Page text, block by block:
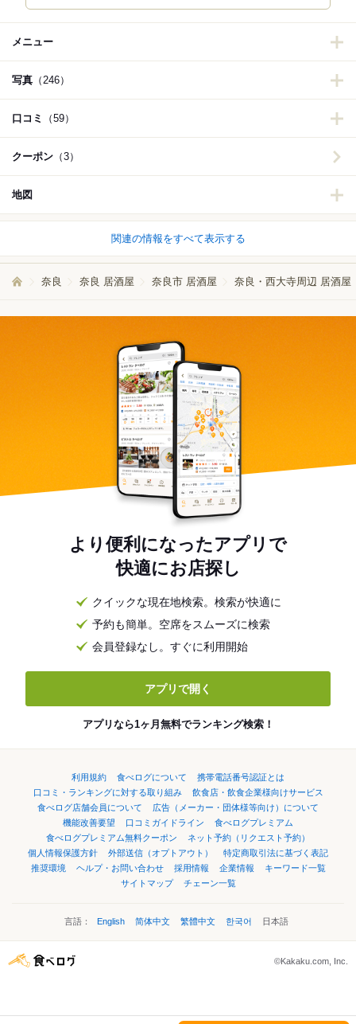
メニュー
写真 （246）
口コミ （59）
クーポン （3）
地図
関連の情報をすべて表示する
奈良 奈良 居酒屋 奈良市 居酒屋 奈良・西大寺周辺 居酒屋
より便利になったアプリで
快適にお店探し
クイックな現在地検索。検索が快適に
予約も簡単。空席をスムーズに検索
会員登録なし。すぐに利用開始
アプリで開く
アプリなら1ヶ月無料でランキング検索！
利用規約 食べログについて
携帯電話番号認証とは
口コミ・ランキングに対する取り組み
飲食店・飲食企業様向けサービス
食べログ店舗会員について
広告（メーカー・団体様等向け）について
機能改善要望
口コミガイドライン
食べログプレミアム
食べログプレミアム無料クーポン
ネット予約（リクエスト予約）
個人情報保護方針
外部送信（オプトアウト）
特定商取引法に基づく表記
推奨環境
ヘルプ・お問い合わせ 採用情報 企業情報
キーワード一覧
サイトマップ
チェーン一覧
言語： English 简体中文 繁體中文 한국어 日本語
©Kakaku.com, Inc.